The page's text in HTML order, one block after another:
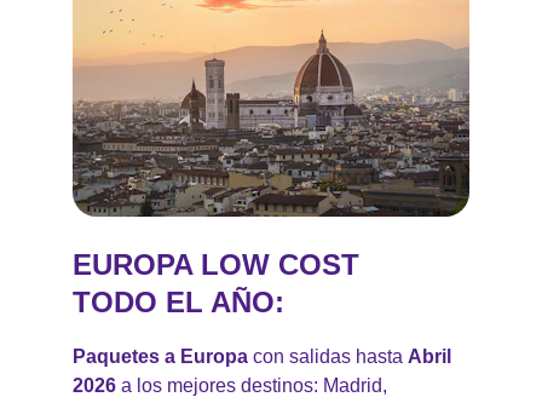
EUROPA LOW COST
TODO EL AÑO:
Paquetes a Europa con salidas hasta Abril
2026 a los mejores destinos: Madrid,